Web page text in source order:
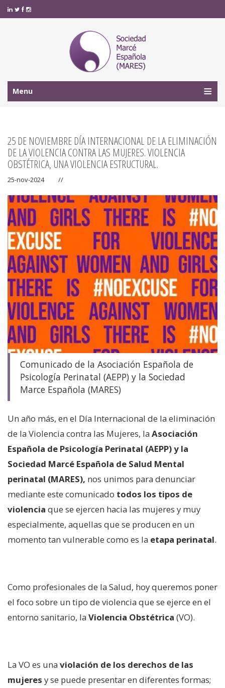
Menu
25 DE NOVIEMBRE DÍA INTERNACIONAL DE LA ELIMINACIÓN
DE LA VIOLENCIA CONTRA LAS MUJERES. VIOLENCIA
OBSTÉTRICA, UNA VIOLENCIA ESTRUCTURAL.
25-nov-2024 //
Comunicado de la Asociación Española de
Psicología Perinatal (AEPP) y la Sociedad
Marce Española (MARES)
Un año más, en el Día Internacional de la eliminación
de la Violencia contra las Mujeres, la Asociación
Española de Psicología Perinatal (AEPP) y la
Sociedad Marcé Española de Salud Mental
perinatal (MARES), nos unimos para denunciar
mediante este comunicado todos los tipos de
violencia que se ejercen hacia las mujeres y muy
especialmente, aquellas que se producen en un
momento tan vulnerable como es la etapa perinatal.
Como profesionales de la Salud, hoy queremos poner
el foco sobre un tipo de violencia que se ejerce en el
entorno sanitario, la Violencia Obstétrica (VO).
La VO es una violación de los derechos de las
mujeres y se puede presentar en diferentes formas;